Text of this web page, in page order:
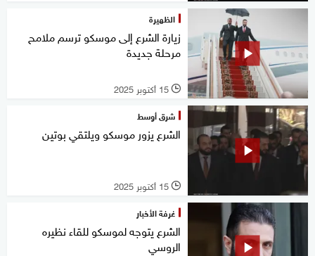
الظهيرة
زيارة الشرع إلى موسكو ترسم ملامح
مرحلة جديدة
l 15 أكتوبر 2025
شرق أوسط
الشرع يزور موسكو ويلتقي بوتين
l 15 أكتوبر 2025
غرفة الأخبار
الشرع يتوجه لموسكو للقاء نظيره
الروسي